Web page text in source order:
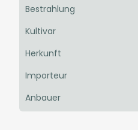
Bestrahlung
Kultivar
Herkunft
Importeur
Anbauer